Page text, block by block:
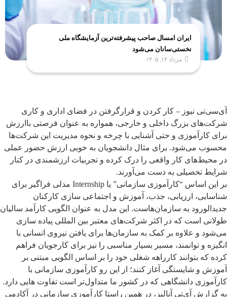
ایران امسال صاحب پیشرفته‌ترین آزمایشگاه ملی
نخستی‌سانان می‌شود
مرداد ۱۴, ۱۴۰۵
آی‌سی‌تی نیوز – کار کردن و قرارگرفتن در فضای اداری و کاری
شرکت‌های بزرگ داخلی و خارجی، همواره به عنوان فرصتی باارزش
برای کارآموزی و حتی آشنایی با چرخه و نحوه مدیریت این شرکت‌ها
محسوب می‌شود. برای مثال دانشجویان به خوبی ارزش حضور عملی
در محیط‌های کار واقعی را درک کرده و تجربیات ارزشمندی در کنار
شرایط تحصیلی به دست می‌آورند.
بر این اساس “کارآموزی سازمانی” یا Internship مدلی فراگیر برای
شناسایی، ارزیابی، جذب، آموزش و اجتماعی سازی کارکنان
جدیدالورود به سازمان‌هاست. این مدل به عنوان الگویی کارآمد سالیان
طولانی است که در اکثر شرکت‌های معتبر بین المللی پیاده سازی
می‌شود و علاوه بر کمک به سازمان‌ها برای یافتن نیروی انسانی با
انگیزه و توانمند، مسیر بسیار مناسبی را نیز برای کارجویان فراهم
کرده که بتوانند کارراهه شغلی خود را بر اساس الگویی مبتنی بر
آموزش و شایستگی آغاز کنند؛ از این رو کارآموزی سازمانی با
کارآموزی دانشگاهی که در کشور ما متداول‌تر است تفاوت هایی دارد.
به گزارش آی‌تی آنالیز، در همین راستا کارآموزی سازمانی در آکادمی